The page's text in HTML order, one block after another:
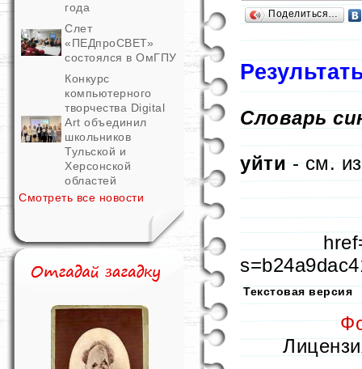
года
Слет
«ПЕДпроСВЕТ»
состоялся в ОмГПУ
Конкурс
компьютерного
творчества Digital
Art объединил
школьников
Тульской и
Херсонской
областей
Смотреть все новости
Поделиться…
Словарь
уйти- см.
Текстовая версия